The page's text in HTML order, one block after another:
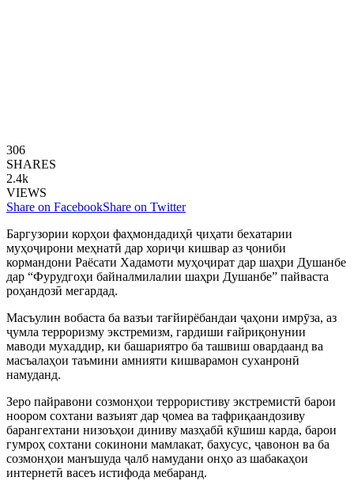
306
SHARES
2.4k
VIEWS
Share on FacebookShare on Twitter
Баргузории корҳои фаҳмондадиҳӣ ҷиҳати бехатарии
муҳоҷирони меҳнатӣ дар хориҷи кишвар аз ҷониби
кормандони Раёсати Хадамоти муҳоҷират дар шаҳри Душанбе
дар “Фурудгоҳи байналмилалии шаҳри Душанбе” пайваста
роҳандозӣ мегардад.
Масъулин вобаста ба вазъи тағйирёбандаи ҷаҳони имрӯза, аз
ҷумла терроризму экстремизм, гардиши ғайриқонунии
маводи мухаддир, ки башариятро ба ташвиш овардаанд ва
масъалаҳои таъмини амнияти кишварамон суханронӣ
намуданд.
Зеро пайравони созмонҳои террористиву экстремистӣ барои
ноором сохтани вазъият дар ҷомеа ва тафриқаандозиву
барангехтани низоъҳои диниву мазҳабӣ кӯшиш карда, барои
гумроҳ сохтани сокинони мамлакат, бахусус, ҷавонон ва ба
созмонҳои манъшуда ҷалб намудани онҳо аз шабакаҳои
интернетӣ васеъ истифода мебаранд.